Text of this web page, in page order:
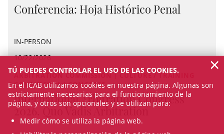
Conferencia: Hoja Histórico Penal
IN-PERSON
10/22/2026
ARBITRATION COMMISSION | CULTURE / TRAINING
COMMISSION | CONGRESS
International Arbitration Congress
2026. Quo Vadis Arbitration
TÚ PUEDES CONTROLAR EL USO DE LAS COOKIES.
En el ICAB utilizamos cookies en nuestra página. Algunas son
estrictamente necesarias para el funcionamiento de la
página, y otros son opcionales y se utilizan para:
Medir cómo se utiliza la página web.
×